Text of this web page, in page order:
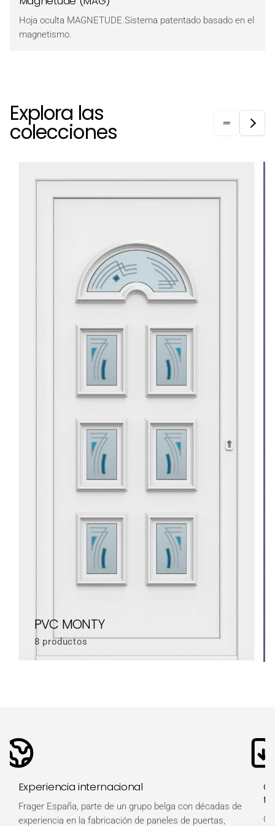
Hoja oculta MAGNETUDE.Sistema patentado basado en el
magnetismo.
Explora las
colecciones
PVC MONTY
8 productos
Experiencia internacional
Frager España, parte de un grupo belga con décadas de
experiencia en la fabricación de paneles de puertas,